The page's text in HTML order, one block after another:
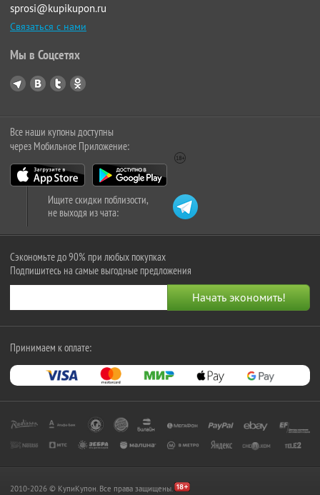
sprosi@kupikupon.ru
Связаться с нами
Мы в Соцсетях
Все наши купоны доступны
через Мобильное Приложение:
Ищите скидки поблизости,
не выходя из чата:
Сэкономьте до 90% при любых покупках
Подпишитесь на самые выгодные предложения
Принимаем к оплате:
2010-2026 © КупиКупон. Все права защищены.